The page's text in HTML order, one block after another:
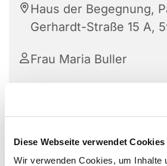
Diese Webseite verwendet Cookies
Wir verwenden Cookies, um Inhalte
Haus der Begegnung,
Gerhardt-Straße 15 A,
Frau Maria Buller